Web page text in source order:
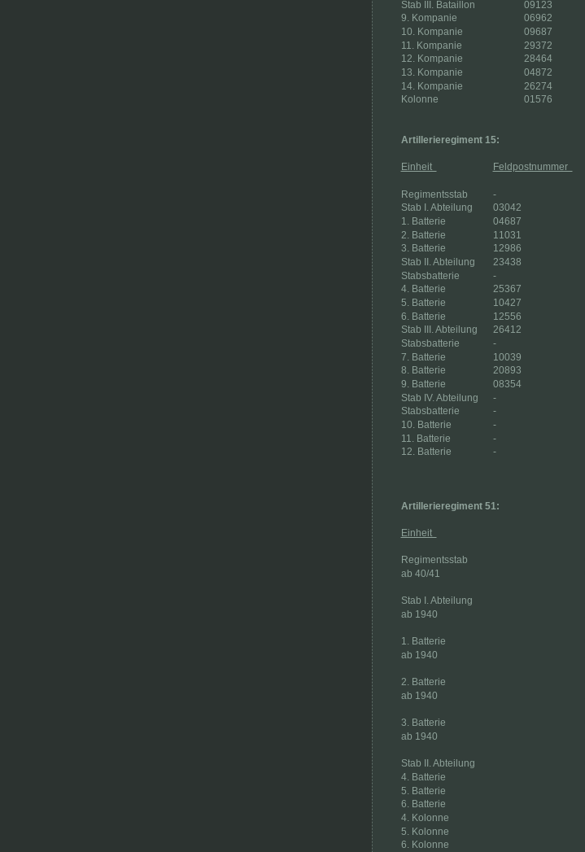
Stab III. Bataillon
09123
9. Kompanie
06962
10. Kompanie
09687
11. Kompanie
29372
12. Kompanie
28464
13. Kompanie
04872
14. Kompanie
26274
Kolonne
01576
Artillerieregiment 15:
Einheit Feldpostnummer
Regimentsstab -
Stab I. Abteilung
03042
1. Batterie
04687
2. Batterie
11031
3. Batterie
12986
Stab II. Abteilung
23438
Stabsbatterie
-
4. Batterie
25367
5. Batterie
10427
6. Batterie
12556
Stab III. Abteilung
26412
Stabsbatterie
-
7. Batterie
10039
8. Batterie
20893
9. Batterie
08354
Stab IV. Abteilung
-
Stabsbatterie
-
10. Batterie
-
11. Batterie
-
12. Batterie
-
Artillerieregiment 51:
Einheit
Regimentsstab
ab 40/41
Stab I. Abteilung
ab 1940
1. Batterie
ab 1940
2. Batterie
ab 1940
3. Batterie
ab 1940
Stab II. Abteilung
4. Batterie
5. Batterie
6. Batterie
4. Kolonne
5. Kolonne
6. Kolonne